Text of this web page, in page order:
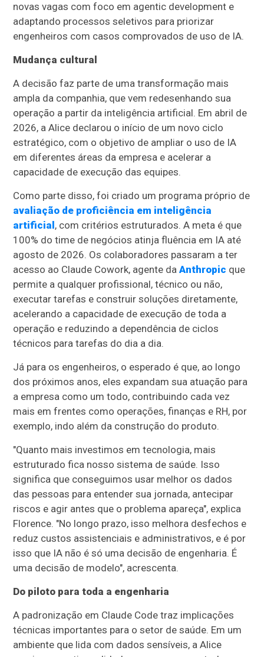
novas vagas com foco em agentic development e
adaptando processos seletivos para priorizar
engenheiros com casos comprovados de uso de IA.
Mudança cultural
A decisão faz parte de uma transformação mais
ampla da companhia, que vem redesenhando sua
operação a partir da inteligência artificial. Em abril de
2026, a Alice declarou o início de um novo ciclo
estratégico, com o objetivo de ampliar o uso de IA
em diferentes áreas da empresa e acelerar a
capacidade de execução das equipes.
Como parte disso, foi criado um programa próprio de
avaliação de proficiência em inteligência
artificial , com critérios estruturados. A meta é que
100% do time de negócios atinja fluência em IA até
agosto de 2026. Os colaboradores passaram a ter
acesso ao Claude Cowork, agente daAnthropic que
permite a qualquer profissional, técnico ou não,
executar tarefas e construir soluções diretamente,
acelerando a capacidade de execução de toda a
operação e reduzindo a dependência de ciclos
técnicos para tarefas do dia a dia.
Já para os engenheiros, o esperado é que, ao longo
dos próximos anos, eles expandam sua atuação para
a empresa como um todo, contribuindo cada vez
mais em frentes como operações, finanças e RH, por
exemplo, indo além da construção do produto.
"Quanto mais investimos em tecnologia, mais
estruturado fica nosso sistema de saúde. Isso
significa que conseguimos usar melhor os dados
das pessoas para entender sua jornada, antecipar
riscos e agir antes que o problema apareça", explica
Florence. "No longo prazo, isso melhora desfechos e
reduz custos assistenciais e administrativos, e é por
isso que IA não é só uma decisão de engenharia. É
uma decisão de modelo", acrescenta.
Do piloto para toda a engenharia
A padronização em Claude Code traz implicações
técnicas importantes para o setor de saúde. Em um
ambiente que lida com dados sensíveis, a Alice